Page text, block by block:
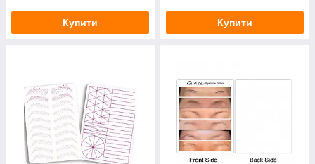
Купити Купити